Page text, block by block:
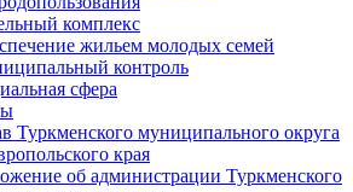
комплекс
жильем молодых семей
контроль
сфера
Туркменского муниципального округа
края
об администрации Туркменского